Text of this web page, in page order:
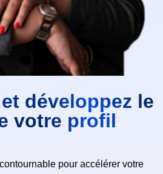
développez le
votre profil
pour accélérer votre